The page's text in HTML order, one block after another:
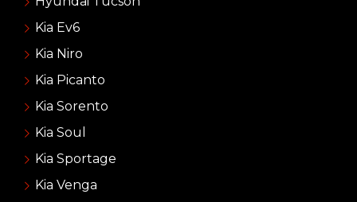
Kia Ev6
Kia Niro
Kia Picanto
Kia Sorento
Kia Soul
Kia Sportage
Kia Venga